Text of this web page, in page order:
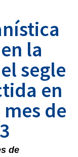
la
segle
en
de
de